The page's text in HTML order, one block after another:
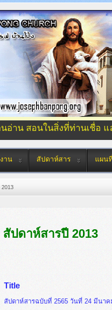
นอ่าน สอนในสิ่งที่ท่านเชื่อ
าน สัปดาห์สาร แผน
2013
สัปดาห์สารปี 2013
Title
สัปดาห์สารฉบับที่ 2565 วันที่ 24 มีนาค